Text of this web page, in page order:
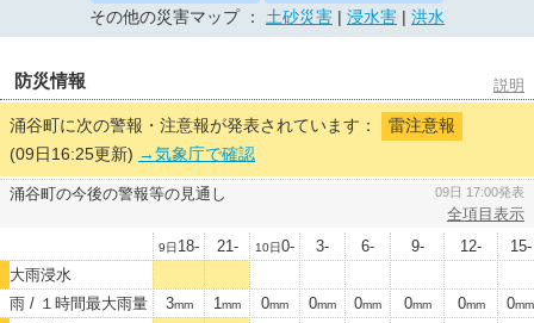
その他の災害マップ ： 土砂災害 浸水害 洪水
防災情報 説明
涌谷町に次の警報・注意報が発表されています：
雷注意報
(09日16:25更新) →気象庁で確認
涌谷町の今後の警報等の見通し 09日 17:00発表
全項目表示
9日 18- 21- 10日0- 3- 6- 9- 12-
15-
大雨浸水
雨 / １時間最大雨量
3mm 1mm 0mm 0mm 0mm 0mm 0mm 0mm